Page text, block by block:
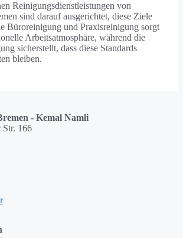
Reinigungsdienstleistungen von
sind darauf ausgerichtet, diese Ziele
Büroreinigung und Praxisreinigung sorgt
Arbeitsatmosphäre, während die
sicherstellt, dass diese Standards
bleiben.
- Kemal Namli
Str. 166